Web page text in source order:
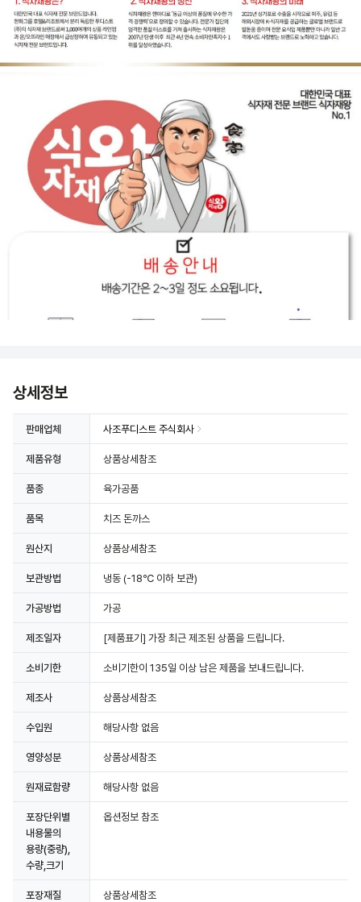
상세정보 더보기
상세정보
판매업체 사조푸디스트 주식회사
제품유형 상품상세참조
품종 육가공품
품목 치즈 돈까스
원산지 상품상세참조
보관방법 냉동 (-18℃ 이하 보관)
가공방법 가공
제조일자 [제품표기] 가장 최근 제조된 상품을 드립니다.
소비기한 소비기한이 135일 이상 남은 제품을 보내드립니다.
제조사 상품상세참조
수입원 해당사항 없음
영양성분 상품상세참조
원재료함량 해당사항 없음
포장단위별
내용물의
용량(중량),
수량,크기
옵션정보 참조
포장재질 상품상세참조